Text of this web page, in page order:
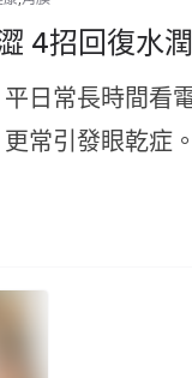
4招回復水潤
日常長時間看
常引發眼乾症。